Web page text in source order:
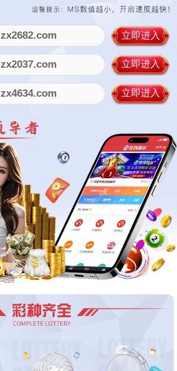
zx2682.com 立即进入
zx2037.com 立即进入
zx4634.com 立即进入